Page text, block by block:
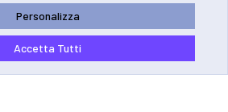
Personalizza
Accetta Tutti